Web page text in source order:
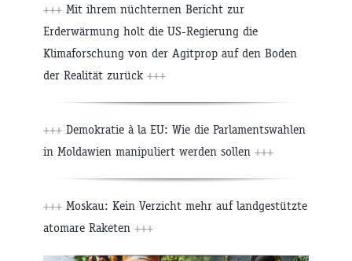
+++ Mit ihrem nüchternen Bericht zur
Erderwärmung holt die US-Regierung die
Klimaforschung von der Agitprop auf den Boden
der Realität zurück +++
+++ Demokratie à la EU: Wie die Parlamentswahlen
in Moldawien manipuliert werden sollen +++
+++ Moskau: Kein Verzicht mehr auf landgestützte
atomare Raketen +++